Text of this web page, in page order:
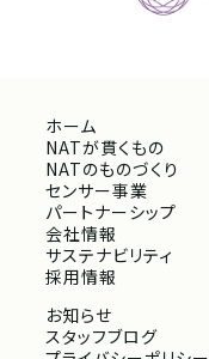
ホーム
NATが貫くもの
NATのものづくり
センサー事業
パートナーシップ
会社情報
サステナビリティ
採用情報
お知らせ
スタッフブログ